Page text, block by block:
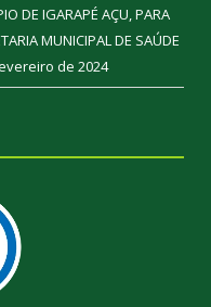
DE IGARAPÉ AÇU, PARA
MUNICIPAL DE SAÚDE
de 2024